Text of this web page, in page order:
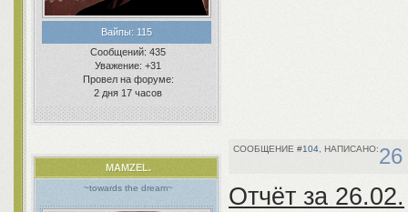
Вайпы: 115
Сообщений: 435
Уважение: +31
Провел на форуме:
2 дня 17 часов
104
MAMZEL.
~towards the dream~ Отчёт за 26.02.